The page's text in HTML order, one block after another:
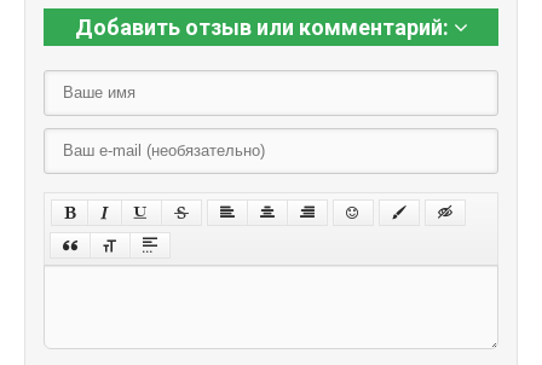
Добавить отзыв или комментарий: